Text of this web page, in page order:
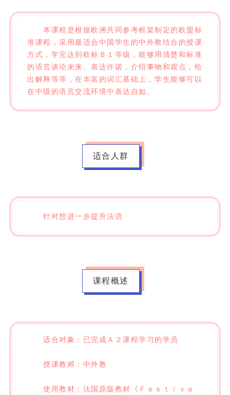
本课程是根据欧洲共同参考框架制定的欧盟标
准课程，采用最适合中国学生的中外教结合的授课
方式，学完达到欧标Ｂ１等级，能够用清楚和标准
的语言谈论未来、表达许诺，介绍事物和观点，给
出解释等等，在丰富的词汇基础上，学生能够可以
在中级的语言交流环境中表达自如。
适合人群
针对想进一步提升法语
课程概述
适合对象：已完成Ａ２课程学习的学员
授课教师：中外教
使用教材：法国原版教材《Ｆｅｓｔｉｖａ